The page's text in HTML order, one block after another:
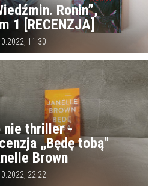
Ronin”,
1 [RECENZJA]
11:30
nie thriller -
„Będę tobą"
Brown
22:22